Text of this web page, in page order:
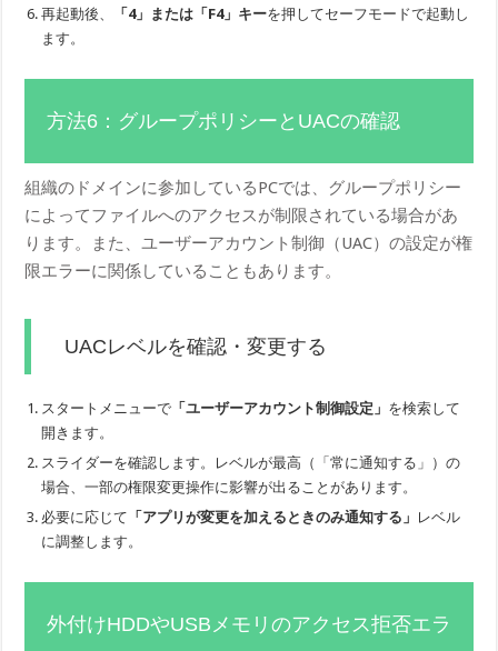
再起動後、 「4」または「F4」キーを押してセーフモードで起動し
ます。
方法6：グループポリシーとUACの確認
組織のドメインに参加しているPCでは、グループポリシー
によってファイルへのアクセスが制限されている場合があ
ります。また、ユーザーアカウント制御（UAC）の設定が権
限エラーに関係していることもあります。
UACレベルを確認・変更する
スタートメニューで 「ユーザーアカウント制御設定」 を検索して
開きます。
スライダーを確認します。レベルが最高（「常に通知する」）の
場合、一部の権限変更操作に影響が出ることがあります。
必要に応じて 「アプリが変更を加えるときのみ通知する」 レベル
に調整します。
外付けHDDやUSBメモリのアクセス拒否エラ